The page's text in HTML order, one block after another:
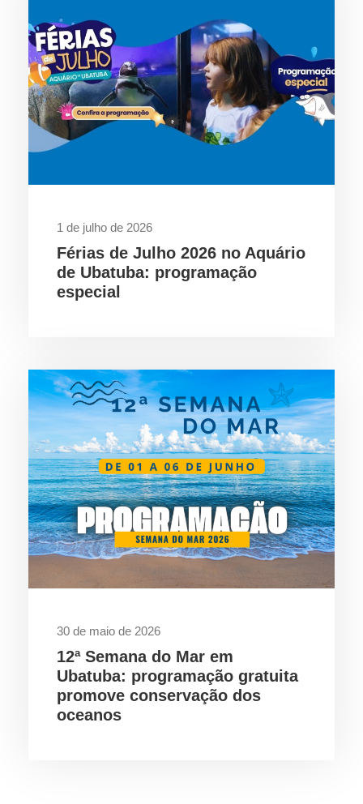
1 de julho de 2026
Férias de Julho 2026 no Aquário
de Ubatuba: programação
especial
30 de maio de 2026
12ª Semana do Mar em
Ubatuba: programação gratuita
promove conservação dos
oceanos